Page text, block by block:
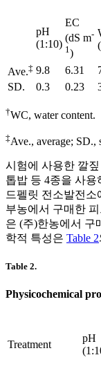
pH
(1:10)
EC
(dS m-
1 )
Ave.‡ 9.8 6.31
SD.
0.3 0.23
†WC, water content.
‡Ave., average; SD.,
시험에 사용한 깔
톱밥 등 4종을 사
드펠릿 전소발전
부농에서 구매한
은 (주)한농에서 구
학적 특성은 Table 2
Table 2.
Physicochemical
Treatment
pH